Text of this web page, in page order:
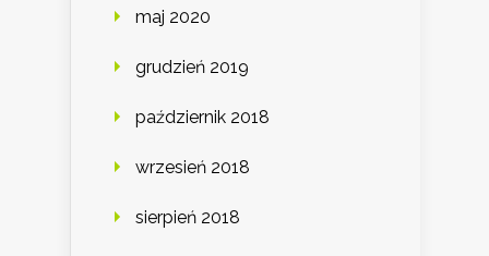
maj 2020
grudzień 2019
październik 2018
wrzesień 2018
sierpień 2018